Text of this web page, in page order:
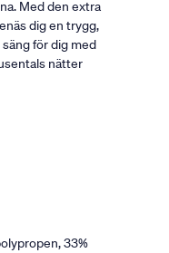
Med den extra
dig en trygg,
för dig med
nätter
33%